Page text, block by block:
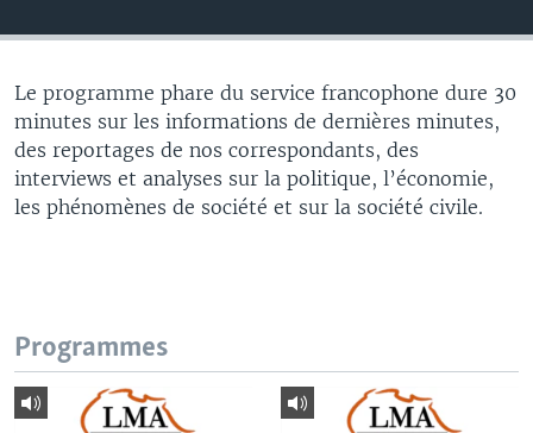
Le programme phare du service francophone dure 30
minutes sur les informations de dernières minutes,
des reportages de nos correspondants, des
interviews et analyses sur la politique, l’économie,
les phénomènes de société et sur la société civile.
Programmes